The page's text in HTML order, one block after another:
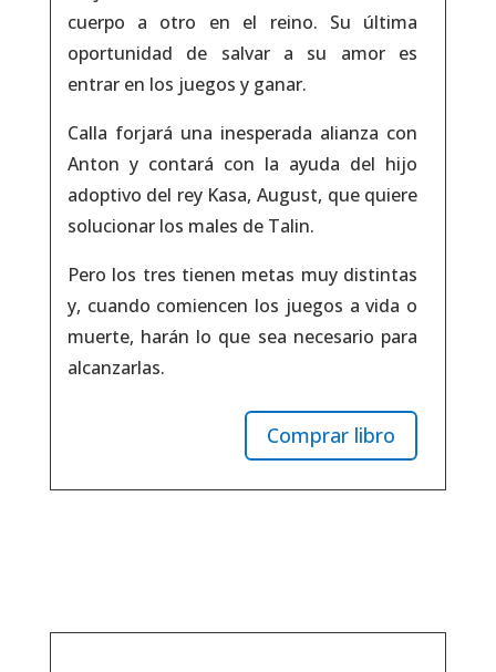
cuerpo a otro en el reino. Su última
oportunidad de salvar a su amor es
entrar en los juegos y ganar.
Calla forjará una inesperada alianza con
Anton y contará con la ayuda del hijo
adoptivo del rey Kasa, August, que quiere
solucionar los males de Talin.
Pero los tres tienen metas muy distintas
y, cuando comiencen los juegos a vida o
muerte, harán lo que sea necesario para
alcanzarlas.
Comprar libro